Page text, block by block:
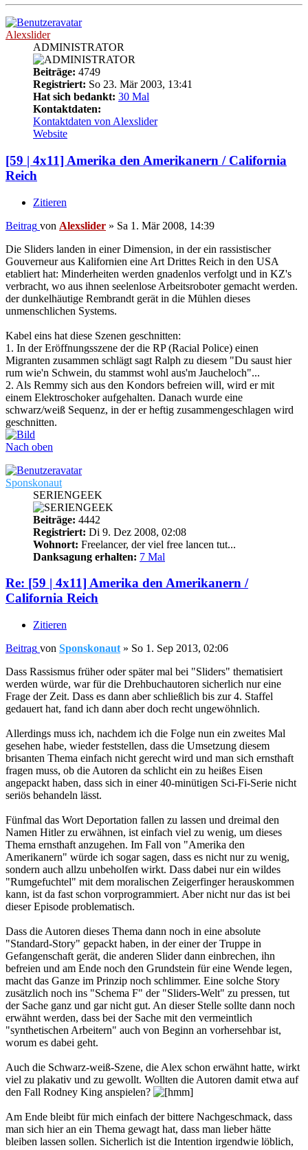
Alexslider
ADMINISTRATOR
Beiträge: 4749
Registriert: So 23. Mär 2003, 13:41
Hat sich bedankt: 30 Mal
Kontaktdaten:
Kontaktdaten von Alexslider
Website
[59 | 4x11] Amerika den Amerikanern / California
Reich
Zitieren
Beitrag von Alexslider » Sa 1. Mär 2008, 14:39
Die Sliders landen in einer Dimension, in der ein rassistischer
Gouverneur aus Kalifornien eine Art Drittes Reich in den USA
etabliert hat: Minderheiten werden gnadenlos verfolgt und in KZ's
verbracht, wo aus ihnen seelenlose Arbeitsroboter gemacht werden.
der dunkelhäutige Rembrandt gerät in die Mühlen dieses
unmenschlichen Systems.
Kabel eins hat diese Szenen geschnitten:
1. In der Eröffnungsszene der die RP (Racial Police) einen
Migranten zusammen schlägt sagt Ralph zu diesem "Du saust hier
rum wie'n Schwein, du stammst wohl aus'm Jaucheloch"...
2. Als Remmy sich aus den Kondors befreien will, wird er mit
einem Elektroschoker aufgehalten. Danach wurde eine
schwarz/weiß Sequenz, in der er heftig zusammengeschlagen wird
geschnitten.
Nach oben
Sponskonaut
SERIENGEEK
Beiträge: 4442
Registriert: Di 9. Dez 2008, 02:08
Wohnort: Freelancer, der viel free lancen tut...
Danksagung erhalten: 7 Mal
Re: [59 | 4x11] Amerika den Amerikanern /
California Reich
Zitieren
Beitrag von Sponskonaut » So 1. Sep 2013, 02:06
Dass Rassismus früher oder später mal bei "Sliders" thematisiert
werden würde, war für die Drehbuchautoren sicherlich nur eine
Frage der Zeit. Dass es dann aber schließlich bis zur 4. Staffel
gedauert hat, fand ich dann aber doch recht ungewöhnlich.
Allerdings muss ich, nachdem ich die Folge nun ein zweites Mal
gesehen habe, wieder feststellen, dass die Umsetzung diesem
brisanten Thema einfach nicht gerecht wird und man sich ernsthaft
fragen muss, ob die Autoren da schlicht ein zu heißes Eisen
angepackt haben, dass sich in einer 40-minütigen Sci-Fi-Serie nicht
seriös behandeln lässt.
Fünfmal das Wort Deportation fallen zu lassen und dreimal den
Namen Hitler zu erwähnen, ist einfach viel zu wenig, um dieses
Thema ernsthaft anzugehen. Im Fall von "Amerika den
Amerikanern" würde ich sogar sagen, dass es nicht nur zu wenig,
sondern auch allzu unbeholfen wirkt. Dass dabei nur ein wildes
"Rumgefuchtel" mit dem moralischen Zeigerfinger herauskommen
kann, ist da fast schon vorprogrammiert. Aber nicht nur das ist bei
dieser Episode problematisch.
Dass die Autoren dieses Thema dann noch in eine absolute
"Standard-Story" gepackt haben, in der einer der Truppe in
Gefangenschaft gerät, die anderen Slider dann einbrechen, ihn
befreien und am Ende noch den Grundstein für eine Wende legen,
macht das Ganze im Prinzip noch schlimmer. Eine solche Story
zusätzlich noch ins "Schema F" der "Sliders-Welt" zu pressen, tut
der Sache ganz und gar nicht gut. An dieser Stelle sollte dann noch
erwähnt werden, dass bei der Sache mit den vermeintlich
"synthetischen Arbeitern" auch von Beginn an vorhersehbar ist,
worum es dabei geht.
Auch die Schwarz-weiß-Szene, die Alex schon erwähnt hatte, wirkt
viel zu plakativ und zu gewollt. Wollten die Autoren damit etwa auf
den Fall Rodney King anspielen?
Am Ende bleibt für mich einfach der bittere Nachgeschmack, dass
man sich hier an ein Thema gewagt hat, dass man lieber hätte
bleiben lassen sollen. Sicherlich ist die Intention irgendwie löblich,